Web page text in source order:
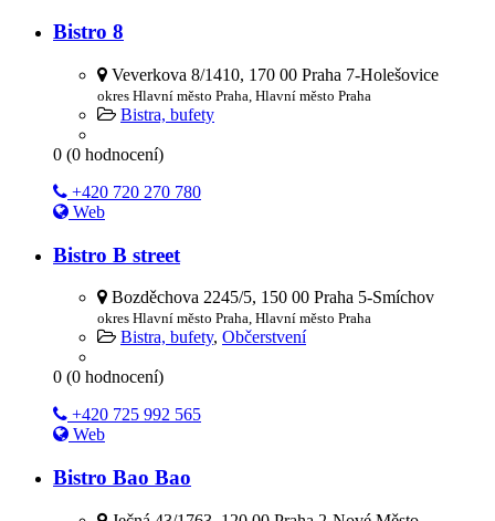
Bistro 8
Veverkova 8/1410, 170 00 Praha 7-Holešovice
okres Hlavní město Praha, Hlavní město Praha
Bistra, bufety
0 (0 hodnocení)
+420 720 270 780
Web
Bistro B street
Bozděchova 2245/5, 150 00 Praha 5-Smíchov
okres Hlavní město Praha, Hlavní město Praha
Bistra, bufety, Občerstvení
0 (0 hodnocení)
+420 725 992 565
Web
Bistro Bao Bao